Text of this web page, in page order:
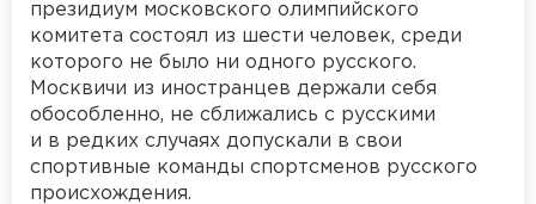
президиум московского олимпийского
комитета состоял из шести человек, среди
которого не было ни одного русского.
Москвичи из иностранцев держали себя
обособленно, не сближались с русскими
и в редких случаях допускали в свои
спортивные команды спортсменов русского
происхождения.